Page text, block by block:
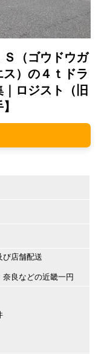
（ゴウドウガ
）の４ｔドラ
ロジスト（旧
び店舗配送
良などの近畿一円